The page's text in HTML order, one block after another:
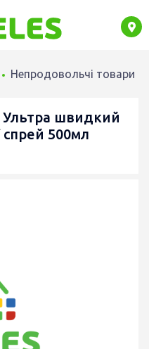
Непродовольчі товари
Ультра швидкий
500мл